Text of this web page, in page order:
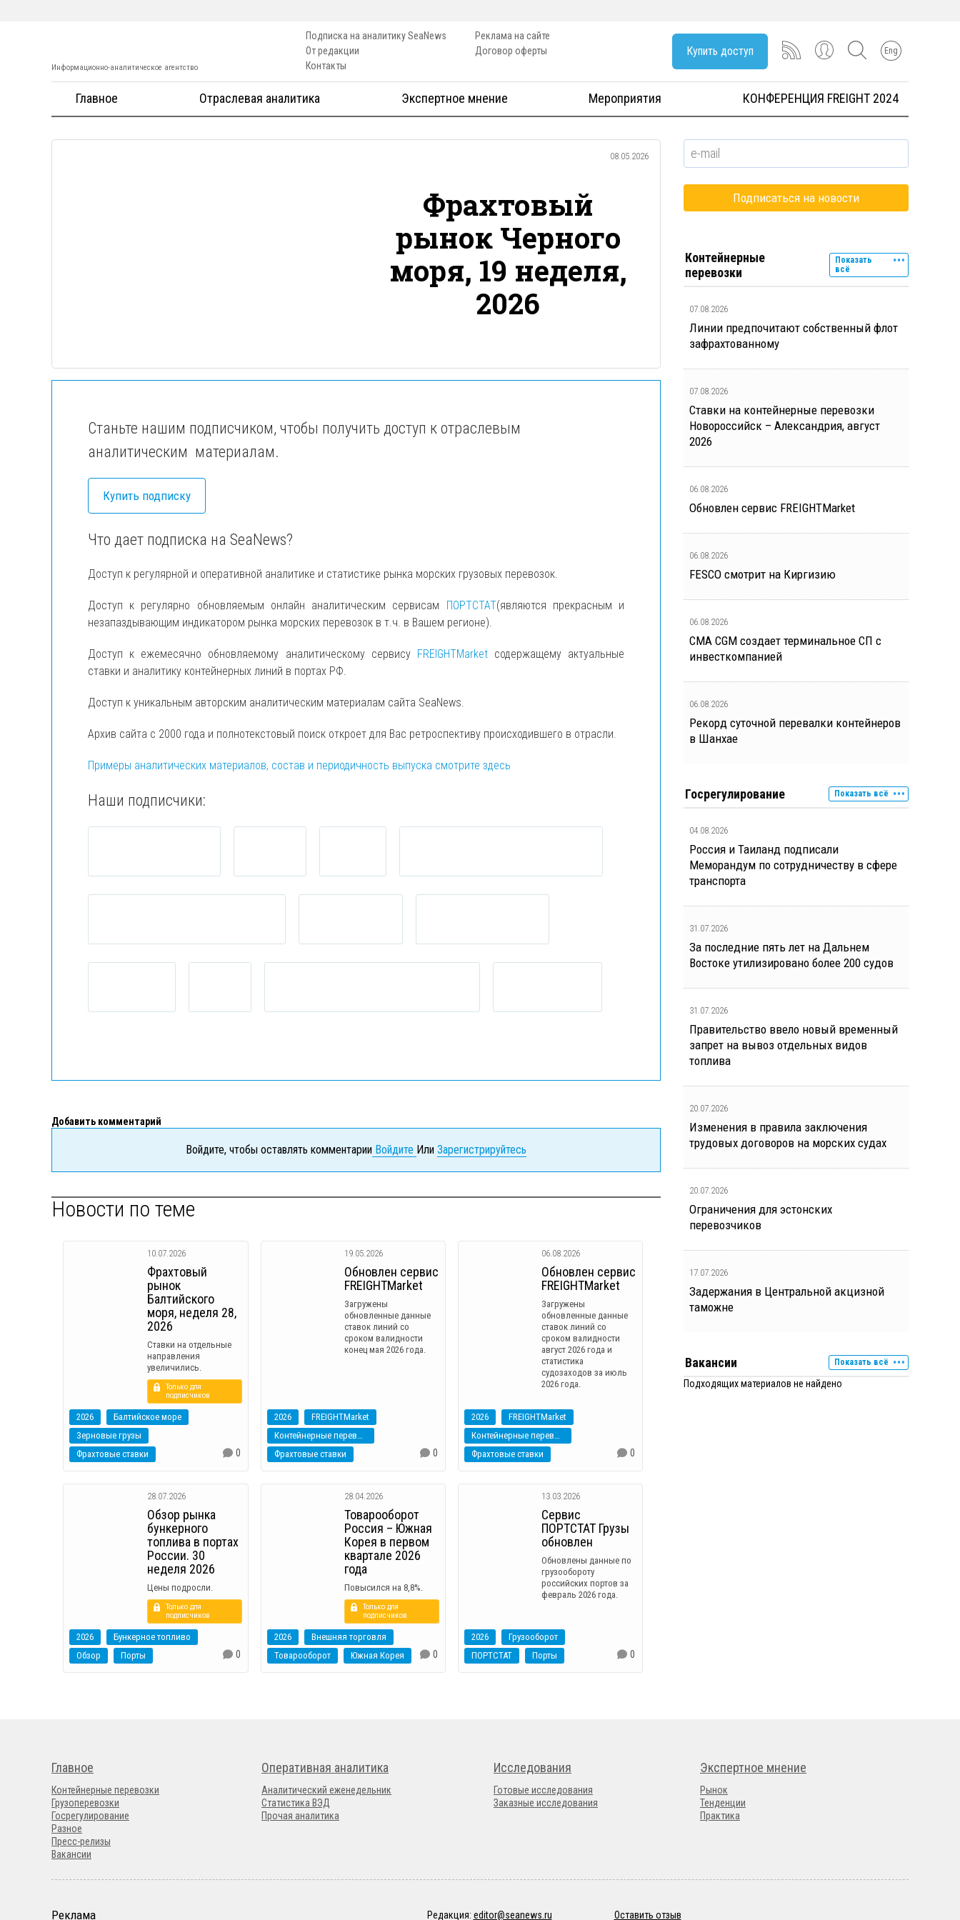
Информационно-аналитическое агентство
Подписка на аналитику SeaNews
От редакции
Контакты
Реклама на сайте
Договор оферты
Купить доступ Eng
Главное Отраслевая аналитика Экспертное мнение Мероприятия КОНФЕРЕНЦИЯ FREIGHT 2024
08.05.2026
Фрахтовый
рынок Черного
моря, 19 неделя,
2026
Станьте нашим подписчиком, чтобы получить доступ к отраслевым
аналитическим материалам.
Купить подписку
Что дает подписка на SeaNews?
Доступ к регулярной и оперативной аналитике и статистике рынка морских грузовых перевозок.
Доступ к регулярно обновляемым онлайн аналитическим сервисам ПОРТСТАТ(являются прекрасным и
незапаздывающим индикатором рынка морских перевозок в т.ч. в Вашем регионе).
Доступ к ежемесячно обновляемому аналитическому сервису FREIGHTMarketсодержащему актуальные
ставки и аналитику контейнерных линий в портах РФ.
Доступ к уникальным авторским аналитическим материалам сайта SeaNews.
Архив сайта с 2000 года и полнотекстовый поиск откроет для Вас ретроспективу происходившего в отрасли.
Примеры аналитических материалов, состав и периодичность выпуска смотрите здесь
Наши подписчики:
Добавить комментарий
Войдите, чтобы оставлять комментарии Войдите Или Зарегистрируйтесь
Новости по теме
10.07.2026
Фрахтовый
рынок
Балтийского
моря, неделя 28,
2026
Ставки на отдельные
направления
увеличились.
Только для
подписчиков
2026
Балтийское море
Зерновые грузы
Фрахтовые ставки
0
19.05.2026
Обновлен сервис
FREIGHTMarket
Загружены
обновленные данные
ставок линий со
сроком валидности
конец мая 2026 года.
2026
FREIGHTMarket
Контейнерные перевозки
Фрахтовые ставки
0
06.08.2026
Обновлен сервис
FREIGHTMarket
Загружены
обновленные данные
ставок линий со
сроком валидности
август 2026 года и
статистика
судозаходов за июль
2026 года.
2026
FREIGHTMarket
Контейнерные перевозки
Фрахтовые ставки
0
28.07.2026
Обзор рынка
бункерного
топлива в портах
России. 30
неделя 2026
Цены подросли.
Только для
подписчиков
2026
Бункерное топливо
Обзор
Порты 0
28.04.2026
Товарооборот
Россия – Южная
Корея в первом
квартале 2026
года
Повысился на 8,8%.
Только для
подписчиков
2026
Внешняя торговля
Товарооборот
Южная Корея 0
13.03.2026
Сервис
ПОРТСТАТ Грузы
обновлен
Обновлены данные по
грузообороту
российских портов за
февраль 2026 года.
2026
Грузооборот
ПОРТСТАТ
Порты 0
Контейнерные
перевозки
Показать
всё
07.08.2026
Линии предпочитают собственный флот
зафрахтованному
07.08.2026
Ставки на контейнерные перевозки
Новороссийск – Александрия, август
2026
06.08.2026
Обновлен сервис FREIGHTMarket
06.08.2026
FESCO смотрит на Киргизию
06.08.2026
CMA CGM создает терминальное СП с
инвесткомпанией
06.08.2026
Рекорд суточной перевалки контейнеров
в Шанхае
Госрегулирование Показать всё
04.08.2026
Россия и Таиланд подписали
Меморандум по сотрудничеству в сфере
транспорта
31.07.2026
За последние пять лет на Дальнем
Востоке утилизировано более 200 судов
31.07.2026
Правительство ввело новый временный
запрет на вывоз отдельных видов
топлива
20.07.2026
Изменения в правила заключения
трудовых договоров на морских судах
20.07.2026
Ограничения для эстонских
перевозчиков
17.07.2026
Задержания в Центральной акцизной
таможне
Вакансии Показать всё
Подходящих материалов не найдено
Главное
Контейнерные перевозки
Грузоперевозки
Госрегулирование
Разное
Пресс-релизы
Вакансии
Оперативная аналитика
Аналитический еженедельник
Статистика ВЭД
Прочая аналитика
Исследования
Готовые исследования
Заказные исследования
Экспертное мнение
Рынок
Тенденции
Практика
Реклама Редакция: editor@seanews.ru Оставить отзыв